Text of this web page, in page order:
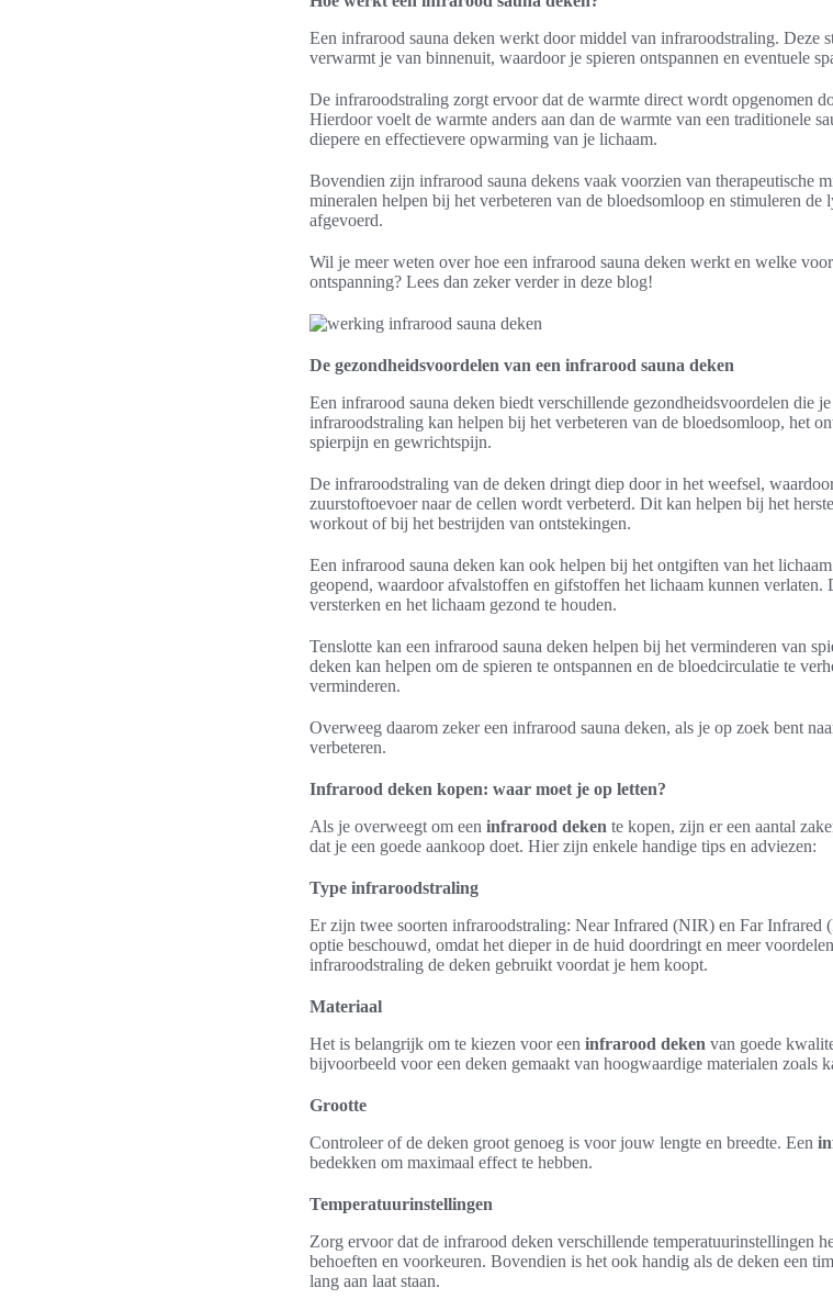
Een infrarood sauna deken werkt door middel van infraroodstraling. Deze
verwarmt je van binnenuit, waardoor je spieren ontspannen en eventuele
De infraroodstraling zorgt ervoor dat de warmte direct wordt opgenomen
Hierdoor voelt de warmte anders aan dan de warmte van een traditionele
diepere en effectievere opwarming van je lichaam.
Bovendien zijn infrarood sauna dekens vaak voorzien van therapeutische
mineralen helpen bij het verbeteren van de bloedsomloop en stimuleren
afgevoerd.
Wil je meer weten over hoe een infrarood sauna deken werkt en welke
ontspanning? Lees dan zeker verder in deze blog!
De gezondheidsvoordelen van een infrarood sauna deken
Een infrarood sauna deken biedt verschillende gezondheidsvoordelen die
infraroodstraling kan helpen bij het verbeteren van de bloedsomloop, het
spierpijn en gewrichtspijn.
De infraroodstraling van de deken dringt diep door in het weefsel,
zuurstoftoevoer naar de cellen wordt verbeterd. Dit kan helpen bij het
workout of bij het bestrijden van ontstekingen.
Een infrarood sauna deken kan ook helpen bij het ontgiften van het
geopend, waardoor afvalstoffen en gifstoffen het lichaam kunnen verlaten.
versterken en het lichaam gezond te houden.
Tenslotte kan een infrarood sauna deken helpen bij het verminderen van
deken kan helpen om de spieren te ontspannen en de bloedcirculatie te
verminderen.
Overweeg daarom zeker een infrarood sauna deken, als je op zoek bent
verbeteren.
Infrarood deken kopen: waar moet je op letten?
Als je overweegt om een infrarood deken te kopen, zijn er een aantal
dat je een goede aankoop doet. Hier zijn enkele handige tips en adviezen:
Type infraroodstraling
Er zijn twee soorten infraroodstraling: Near Infrared (NIR) en Far Infrared
optie beschouwd, omdat het dieper in de huid doordringt en meer
infraroodstraling de deken gebruikt voordat je hem koopt.
Materiaal
Het is belangrijk om te kiezen voor een infrarood deken van goede
bijvoorbeeld voor een deken gemaakt van hoogwaardige materialen zoals
Grootte
Controleer of de deken groot genoeg is voor jouw lengte en breedte. Een
bedekken om maximaal effect te hebben.
Temperatuurinstellingen
Zorg ervoor dat de infrarood deken verschillende temperatuurinstellingen
behoeften en voorkeuren. Bovendien is het ook handig als de deken een
lang aan laat staan.